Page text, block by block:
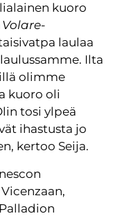
kuoro
Volare-
laulaa
Ilta
olimme
kuoro oli
tosi ylpeä
ihastusta jo
kertoo Seija.